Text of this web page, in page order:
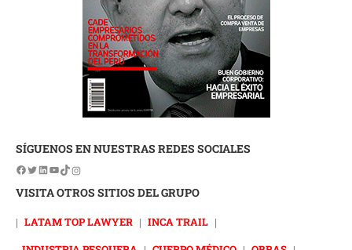
SÍGUENOS EN NUESTRAS REDES SOCIALES
VISITA OTROS SITIOS DEL GRUPO
| LATAM TOP LAWYER | INCA TRAIL |